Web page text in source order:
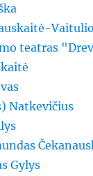
teatras
Natkevičius
Gylys